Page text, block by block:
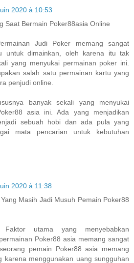
2020 à 10:53
Saat Bermain Poker88asia Online
Judi Poker memang sangat
untuk dimainkan, oleh karena itu tak
yang menyukai permainan poker ini.
salah satu permainan kartu yang
penjudi online.
banyak sekali yang menyukai
asia ini. Ada yang menjadikan
sebuah hobi dan ada pula yang
mata pencarian untuk kebutuhan
2020 à 11:38
Masih Jadi Musuh Pemain Poker88
utama yang menyebabkan
Poker88 asia memang sangat
pemain Poker88 asia memang
karena menggunakan uang sungguhan